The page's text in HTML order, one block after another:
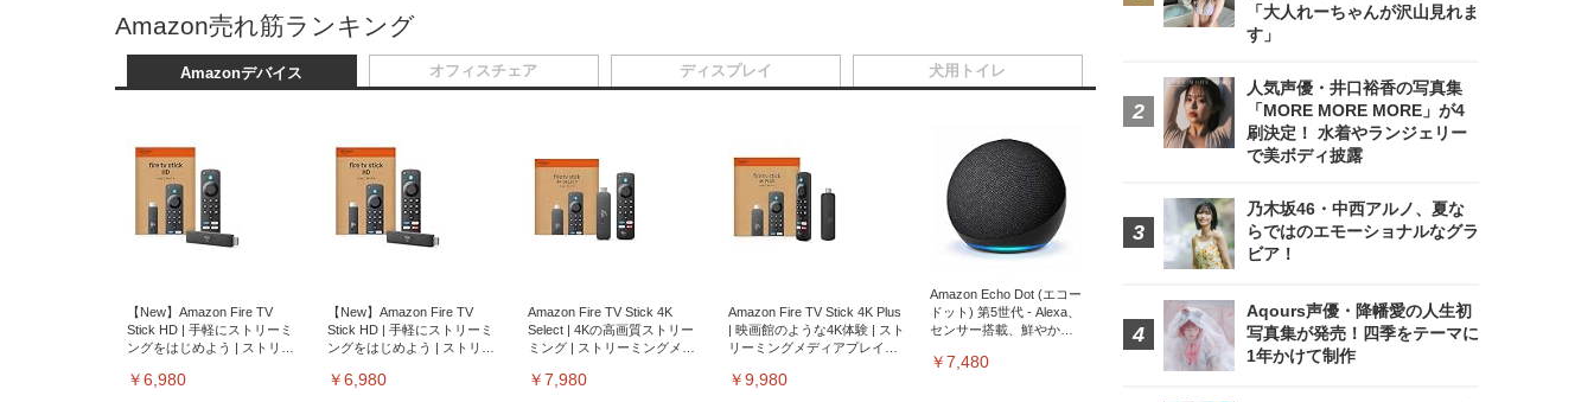
Amazon売れ筋ランキング
Amazonデバイス
【New】Amazon Fire TV
Stick HD | 手軽にストリーミ
ングをはじめよう | ストリー
￥6,980
【New】Amazon Fire TV
Stick HD | 手軽にストリーミ
ングをはじめよう | ストリー
￥6,980
Amazon Fire TV Stick 4K
Select | 4Kの高画質ストリー
ミング | ストリーミングメデ
￥7,980
Amazon Fire TV Stick 4K Plus
| 映画館のような4K体験 | スト
リーミングメディアプレイヤ
￥9,980
Amazon Echo Dot (エコー
ドット) 第5世代 - Alexa、
センサー搭載、鮮やかな
￥7,480
オフィスチェア ディスプレイ 犬用トイレ
「大人れーちゃんが沢山見れま
す」
人気声優・井口裕香の写真集
「MORE MORE MORE」が4
刷決定！ 水着やランジェリー
で美ボディ披露
乃木坂46・中西アルノ、夏な
らではのエモーショナルなグラ
ビア！
Aqours声優・降幡愛の人生初
写真集が発売！四季をテーマに
1年かけて制作